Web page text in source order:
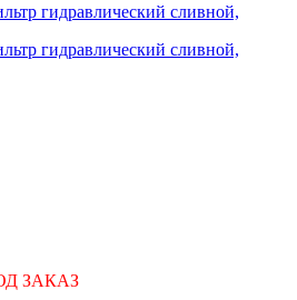
гидравлический сливной,
гидравлический сливной,
ЗАКАЗ